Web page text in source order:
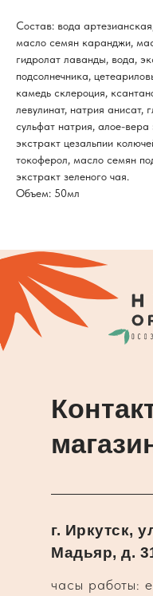
Состав: вода
масло семян каранджи,
гидролат лаванды, вода,
подсолнечника,
камедь склероция,
левулинат, натрия анисат,
сульфат натрия, алое-вера
экстракт цезальпии
токоферол, масло семян
экстракт зеленого чая.
Объем: 50мл
часы работы:
г. Иркутск,
Мадьяр, д.